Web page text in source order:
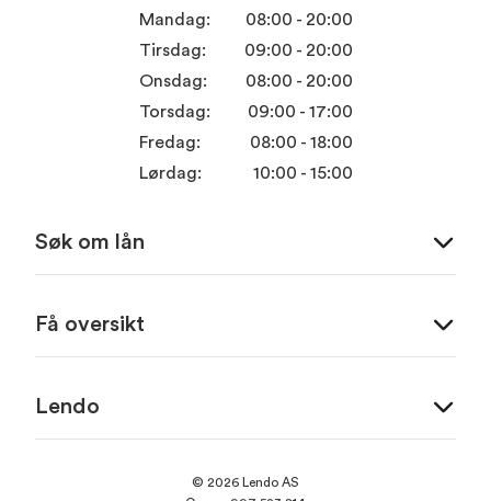
Mandag:
08:00 - 20:00
Tirsdag:
09:00 - 20:00
Onsdag:
08:00 - 20:00
Torsdag:
09:00 - 17:00
Fredag:
08:00 - 18:00
Lørdag:
10:00 - 15:00
Søk om lån
Få oversikt
Lendo
© 2026 Lendo AS